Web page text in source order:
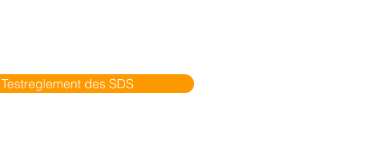
Testreglement des SDS